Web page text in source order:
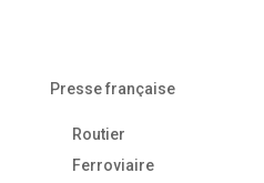
Presse française
Routier
Ferroviaire